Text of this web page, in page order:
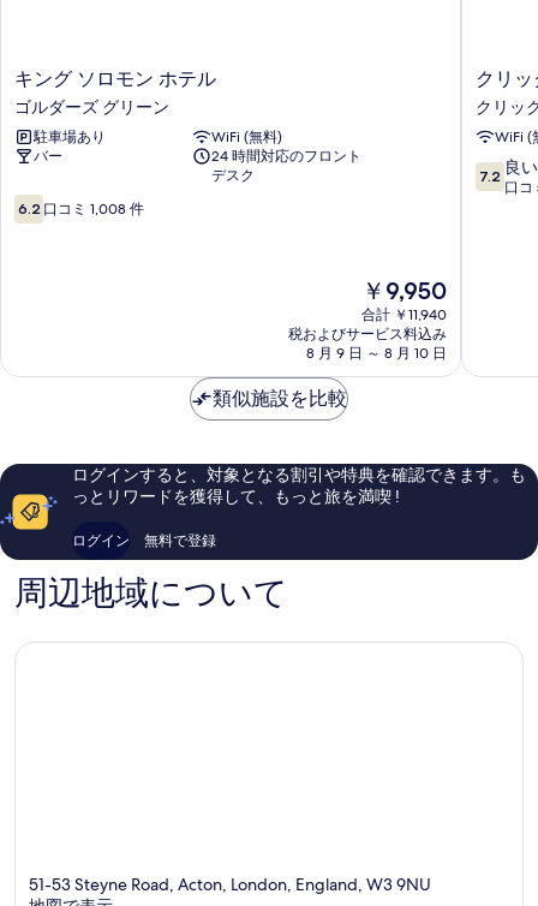
写
真
を
示
キ
ン
グ
ソ
ロ
ン
ホ
ズ
ン
キング ソロモン ホテル
ゴルダーズ グリーン
駐車場あり
WiFi (無料)
バー
24 時間対応のフロント
デスク
10
段
1,008
口
ミ
6.2 口コミ 1,008 件
現
在
の
料
金
￥9,950
合計 ￥11,940
税およびサービス料込み
8 月 9 日 ～ 8 月 10 日
ク
リ
ッ
ク
ル
ウ
ク
ル
ウ
クリ
クリッ
WiFi (
10
段
447
口
コ
7.2 良い
口コ
類似施設を比較
ログインすると、対象となる割引や特典を確認できます。も
っとリワードを獲得して、もっと旅を満喫 !
ログイン 無料で登録
周辺地域について
51-53 Steyne Road, Acton, London, England, W3 9NU